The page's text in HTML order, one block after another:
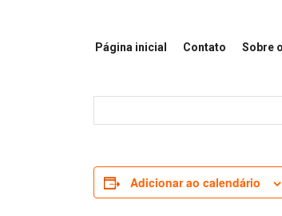
Página inicial Contato Sobre
Adicionar ao calendário